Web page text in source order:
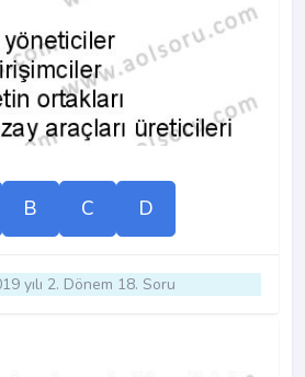
B C D
yılı 2. Dönem 18. Soru